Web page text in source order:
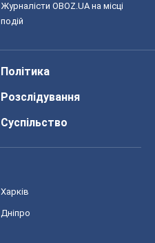
Журналісти OBOZ.UA на місці
подій
Політика
Розслідування
Суспільство
Харків
Дніпро